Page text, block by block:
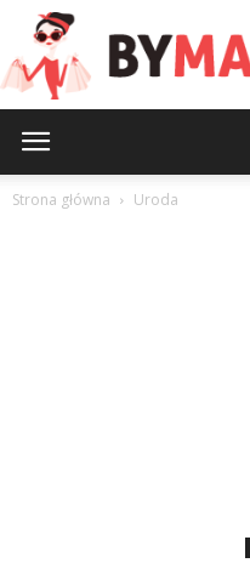
Strona główna Uroda